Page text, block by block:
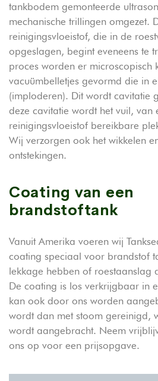
tankbodem gemonteerde
mechanische trillingen omgezet.
reinigingsvloeistof, die in de
opgeslagen, begint eveneens te
proces worden er microscopisch
vacuümbelletjes gevormd die in
(imploderen). Dit wordt cavitatie
deze cavitatie wordt het vuil, van
reinigingsvloeistof bereikbare
Wij verzorgen ook het wikkelen
ontstekingen.
Coating van een
brandstoftank
Vanuit Amerika voeren wij
coating speciaal voor brandstof
lekkage hebben of roestaanslag
De coating is los verkrijgbaar in
kan ook door ons worden
wordt dan met stoom gereinigd,
wordt aangebracht. Neem
ons op voor een prijsopgave.